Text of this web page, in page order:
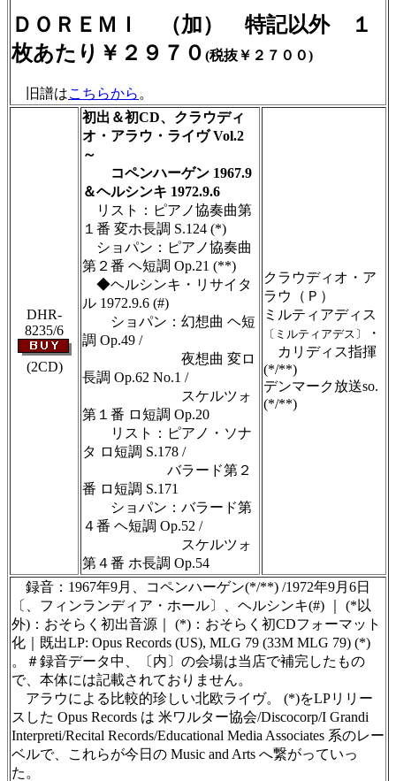
ＤＯＲＥＭＩ （加） 特記以外 １
枚あたり￥２９７０ (税抜￥２７００)
旧譜はこちらから 。
DHR-
8235/6
(2CD)
初出＆初CD、クラウディ
オ・アラウ・ライヴ Vol.2
～
コペンハーゲン 1967.9
＆ヘルシンキ 1972.9.6
リスト：ピアノ協奏曲第
１番 変ホ長調 S.124 (*)
ショパン：ピアノ協奏曲
第２番 ヘ短調 Op.21 (**)
◆ヘルシンキ・リサイタ
ル 1972.9.6 (#)
ショパン：幻想曲 ヘ短
調 Op.49 /
夜想曲 変ロ
長調 Op.62 No.1 /
スケルツォ
第１番 ロ短調 Op.20
リスト：ピアノ・ソナ
タ ロ短調 S.178 /
バラード第２
番 ロ短調 S.171
ショパン：バラード第
４番 ヘ短調 Op.52 /
スケルツォ
第４番 ホ長調 Op.54
クラウディオ・ア
ラウ（Ｐ）
ミルティアディス
〔ミルティアデス〕
・
カリディス指揮
(*/**)
デンマーク放送so.
(*/**)
録音：1967年9月、コペンハーゲン(*/**) /1972年9月6日
〔、フィンランディア・ホール〕、ヘルシンキ(#) ｜ (*以
外)：おそらく初出音源｜ (*)：おそらく初CDフォーマット
化｜既出LP: Opus Records (US), MLG 79 (33M MLG 79) (*)
。＃録音データ中、〔内〕の会場は当店で補完したもの
で、本体には記載されておりません。
アラウによる比較的珍しい北欧ライヴ。 (*)をLPリリー
スした Opus Records は 米ワルター協会/Discocorp/I Grandi
Interpreti/Recital Records/Educational Media Associates 系のレー
ベルで、これらが今日の Music and Arts へ繋がっていっ
た。